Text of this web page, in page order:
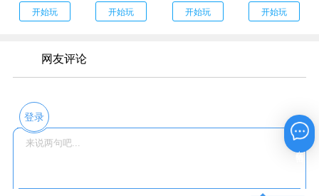
开始玩 开始玩 开始玩 开始玩
网友评论
登录